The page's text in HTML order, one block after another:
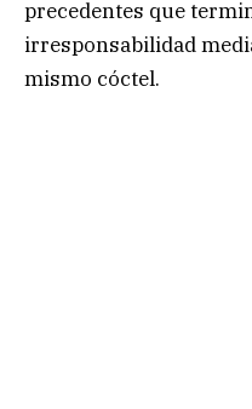
precedentes que
irresponsabilidad
mismo cóctel.